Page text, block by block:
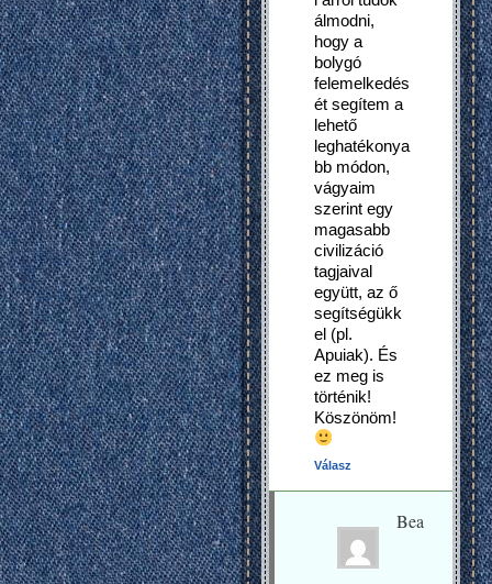
álmodni,
hogy a
bolygó
felemelkedés
ét segítem a
lehető
leghatékonya
bb módon,
vágyaim
szerint egy
magasabb
civilizáció
tagjaival
együtt, az ő
segítségükk
el (pl.
Apuiak). És
ez meg is
történik!
Köszönöm!
Válasz
Bea